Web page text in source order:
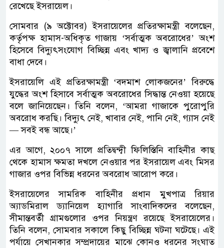
রেখেছে ইসরায়েল।
সোমবার (৯ অক্টোবর) ইসরায়েলের প্রতিরক্ষামন্ত্রী বলেছেন,
কর্তৃপক্ষ হামাস-অধিকৃত গাজায় ‘সর্বাত্মক অবরোধের’ অংশ
হিসেবে বিদ্যুৎসংযোগ বিচ্ছিন্ন এবং খাদ্য ও জ্বালানি প্রবেশে
বাধা দেবে।
ইসরায়েলি এই প্রতিরক্ষামন্ত্রী ‘বদমাশ লোকজনের’ বিরুদ্ধে
যুদ্ধের অংশ হিসাবে সর্বাত্মক অবরোধের সিদ্ধান্ত নেওয়া হয়েছে
বলে জানিয়েছেন। তিনি বলেন, ‘আমরা গাজাকে পুরোপুরি
অবরোধ করছি। বিদ্যুৎ নেই, খাবার নেই, পানি নেই, গ্যাস নেই
— সবই বন্ধ আছে।’
এর আগে, ২০০৭ সালে প্রতিদ্বন্দ্বী ফিলিস্তিনি বাহিনীর কাছ
থেকে হামাস ক্ষমতা দখলে নেওয়ার পর ইসরায়েল এবং মিসর
গাজার ওপর বিভিন্ন ধরনের অবরোধ আরোপ করে।
ইসরায়েলের সামরিক বাহিনীর প্রধান মুখপাত্র রিয়ার
অ্যাডমিরাল ড্যানিয়েল হ্যাগারি সাংবাদিকদের বলেছেন,
সীমান্তবর্তী গ্রামগুলোর ওপর নিয়ন্ত্রণ রয়েছে ইসরায়েলের।
তিনি বলেন, সোমবার সকালে কিছু বিচ্ছিন্ন ঘটনা ঘটেছে। এই
পর্যায়ে সেখানকার সম্প্রদায়ের মাঝে কোনও ধরনের সংঘাত